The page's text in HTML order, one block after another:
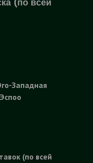
(по всей
Западная
(по всей